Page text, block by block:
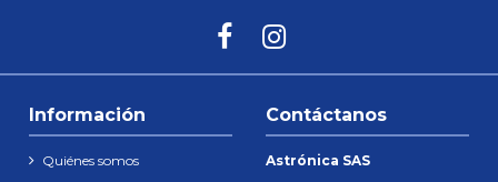
Información
Quiénes somos
Contáctanos
Astrónica SAS